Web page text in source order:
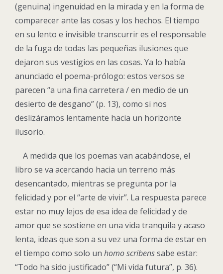
(genuina) ingenuidad en la mirada y en la forma de
comparecer ante las cosas y los hechos. El tiempo
en su lento e invisible transcurrir es el responsable
de la fuga de todas las pequeñas ilusiones que
dejaron sus vestigios en las cosas. Ya lo había
anunciado el poema-prólogo: estos versos se
parecen “a una fina carretera / en medio de un
desierto de desgano” (p. 13), como si nos
deslizáramos lentamente hacia un horizonte
ilusorio.
A medida que los poemas van acabándose, el
libro se va acercando hacia un terreno más
desencantado, mientras se pregunta por la
felicidad y por el “arte de vivir”. La respuesta parece
estar no muy lejos de esa idea de felicidad y de
amor que se sostiene en una vida tranquila y acaso
lenta, ideas que son a su vez una forma de estar en
el tiempo como solo un homo scribenssabe estar:
“Todo ha sido justificado” (“Mi vida futura”, p. 36).